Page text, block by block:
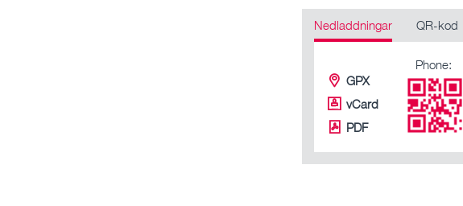
Nedladdningar QR-kod
GPX
vCard
PDF
Phone: